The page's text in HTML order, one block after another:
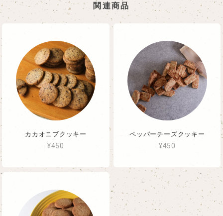
関連商品
カカオニブクッキー
¥450
ペッパーチーズクッキー
¥450